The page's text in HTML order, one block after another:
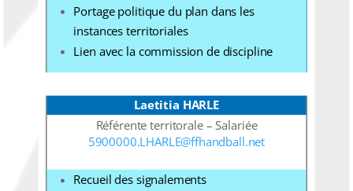
Portage politique du plan dans les
instances territoriales
Lien avec la commission de discipline
Laetitia HARLE
Référente territorale – Salariée
5900000.LHARLE@ffhandball.net
Recueil des signalements